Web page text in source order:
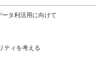
タ利活用に向けて
ティを考える